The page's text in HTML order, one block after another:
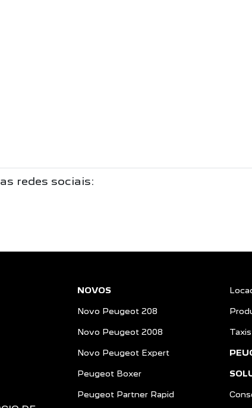
redes sociais:
NOVOS
Novo Peugeot 208
Novo Peugeot 2008
Novo Peugeot Expert
Peugeot Boxer
Peugeot Partner Rapid